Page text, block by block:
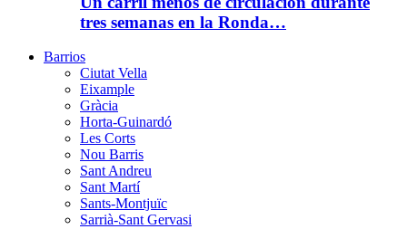
tres semanas en la Ronda…
Barrios
Ciutat Vella
Eixample
Gràcia
Horta-Guinardó
Les Corts
Nou Barris
Sant Andreu
Sant Martí
Sants-Montjuïc
Sarrià-Sant Gervasi